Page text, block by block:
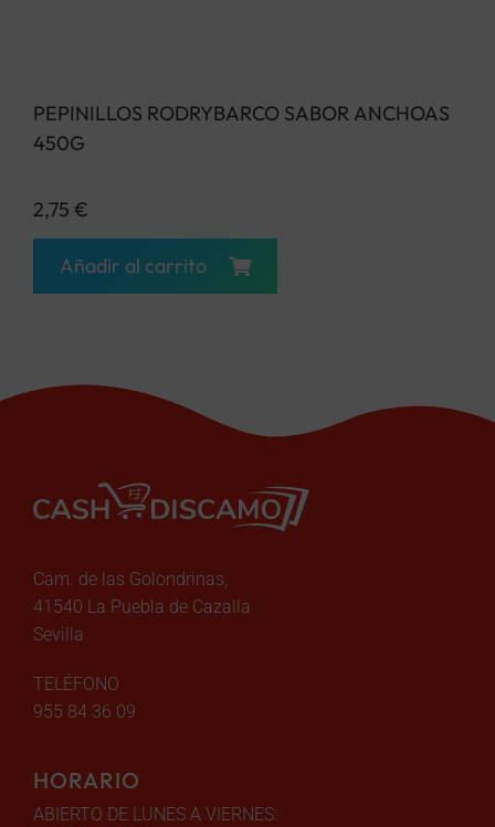
PEPINILLOS RODRYBARCO SABOR ANCHOAS
450G
2,75 €
Añadir al carrito
Cam. de las Golondrinas,
41540 La Puebla de Cazalla
Sevilla
TELÉFONO
955 84 36 09
HORARIO
ABIERTO DE LUNES A VIERNES: